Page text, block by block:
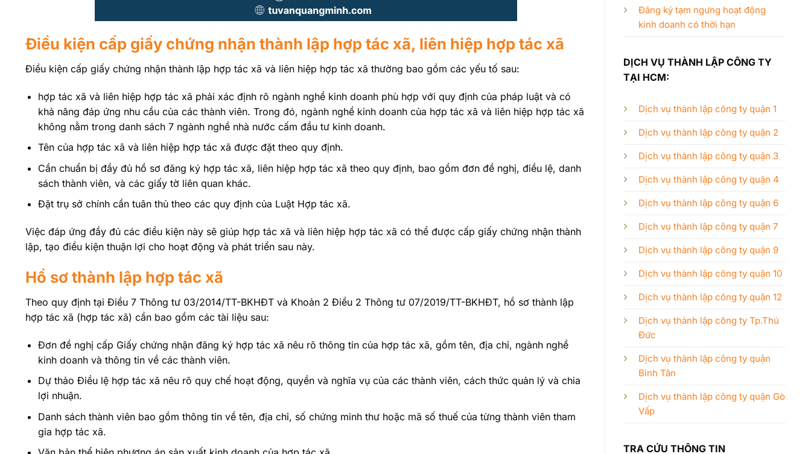
Điều kiện cấp giấy chứng nhận thành lập hợp tác xã, liên hiệp hợp tác xã
Điều kiện cấp giấy chứng nhận thành lập hợp tác xã và liên hiệp hợp tác xã thường bao gồm các yếu tố sau:
hợp tác xã và liên hiệp hợp tác xã phải xác định rõ ngành nghề kinh doanh phù hợp với quy định của pháp luật và có
khả năng đáp ứng nhu cầu của các thành viên. Trong đó, ngành nghề kinh doanh của hợp tác xã và liên hiệp hợp tác xã
không nằm trong danh sách 7 ngành nghề nhà nước cấm đầu tư kinh doanh.
Tên của hợp tác xã và liên hiệp hợp tác xã được đặt theo quy định.
Cần chuẩn bị đầy đủ hồ sơ đăng ký hợp tác xã, liên hiệp hợp tác xã theo quy định, bao gồm đơn đề nghị, điều lệ, danh
sách thành viên, và các giấy tờ liên quan khác.
Đặt trụ sở chính cần tuân thủ theo các quy định của Luật Hợp tác xã.
Việc đáp ứng đầy đủ các điều kiện này sẽ giúp hợp tác xã và liên hiệp hợp tác xã có thể được cấp giấy chứng nhận thành
lập, tạo điều kiện thuận lợi cho hoạt động và phát triển sau này.
Hồ sơ thành lập hợp tác xã
Theo quy định tại Điều 7 Thông tư 03/2014/TT-BKHĐT và Khoản 2 Điều 2 Thông tư 07/2019/TT-BKHĐT, hồ sơ thành lập
hợp tác xã (hợp tác xã) cần bao gồm các tài liệu sau:
Đơn đề nghị cấp Giấy chứng nhận đăng ký hợp tác xã nêu rõ thông tin của hợp tác xã, gồm tên, địa chỉ, ngành nghề
kinh doanh và thông tin về các thành viên.
Dự thảo Điều lệ hợp tác xã nêu rõ quy chế hoạt động, quyền và nghĩa vụ của các thành viên, cách thức quản lý và chia
lợi nhuận.
Danh sách thành viên bao gồm thông tin về tên, địa chỉ, số chứng minh thư hoặc mã số thuế của từng thành viên tham
gia hợp tác xã.
Đăng ký tạm ngưng hoạt động
kinh doanh có thời hạn
DỊCH VỤ THÀNH LẬP CÔNG TY
TẠI HCM:
Dịch vụ thành lập công ty quận 1
Dịch vụ thành lập công ty quận 2
Dịch vụ thành lập công ty quận 3
Dịch vụ thành lập công ty quận 4
Dịch vụ thành lập công ty quận 6
Dịch vụ thành lập công ty quận 7
Dịch vụ thành lập công ty quận 9
Dịch vụ thành lập công ty quận 10
Dịch vụ thành lập công ty quận 12
Dịch vụ thành lập công ty Tp.Thủ
Đức
Dịch vụ thành lập công ty quận
Bình Tân
Dịch vụ thành lập công ty quận Gò
Vấp
TRA CỨU THÔNG TIN